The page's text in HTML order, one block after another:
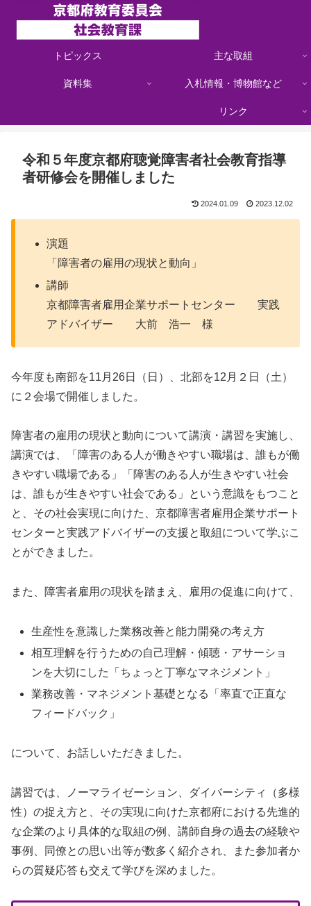
トピックス 主な取組
資料集 入札情報・博物館など
リンク
令和５年度京都府聴覚障害者社会教育指導
者研修会を開催しました
2024.01.09 2023.12.02
演題
「障害者の雇用の現状と動向」
講師
京都障害者雇用企業サポートセンター 実践
アドバイザー 大前 浩一 様
今年度も南部を11月26日（日）、北部を12月２日（土）
に２会場で開催しました。
障害者の雇用の現状と動向について講演・講習を実施し、
講演では、「障害のある人が働きやすい職場は、誰もが働
きやすい職場である」「障害のある人が生きやすい社会
は、誰もが生きやすい社会である」という意識をもつこと
と、その社会実現に向けた、京都障害者雇用企業サポート
センターと実践アドバイザーの支援と取組について学ぶこ
とができました。
また、障害者雇用の現状を踏まえ、雇用の促進に向けて、
生産性を意識した業務改善と能力開発の考え方
相互理解を行うための自己理解・傾聴・アサーショ
ンを大切にした「ちょっと丁寧なマネジメント」
業務改善・マネジメント基礎となる「率直で正直な
フィードバック」
について、お話しいただきました。
講習では、ノーマライゼーション、ダイバーシティ（多様
性）の捉え方と、その実現に向けた京都府における先進的
な企業のより具体的な取組の例、講師自身の過去の経験や
事例、同僚との思い出等が数多く紹介され、また参加者か
らの質疑応答も交えて学びを深めました。